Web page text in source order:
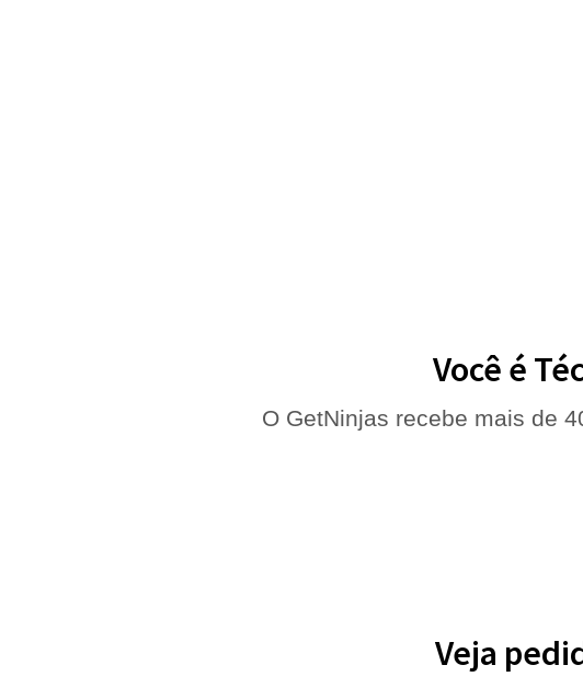
Você é
O GetNinjas recebe mais de
Veja